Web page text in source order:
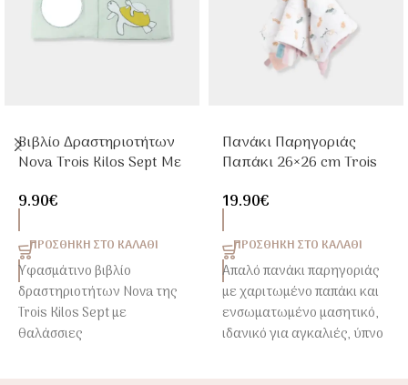
Βιβλίο Δραστηριοτήτων
Nova Trois Kilos Sept Με
Εικόνες
9.90€
ΠΡΟΣΘΉΚΗ ΣΤΟ ΚΑΛΆΘΙ
Υφασμάτινο βιβλίο
δραστηριοτήτων Nova της
Trois Kilos Sept με
θαλάσσιες
Πανάκι Παρηγοριάς
Παπάκι 26×26 cm Trois
19.90€
ΠΡΟΣΘΉΚΗ ΣΤΟ ΚΑΛΆΘΙ
Απαλό πανάκι παρηγοριάς
με χαριτωμένο παπάκι και
ενσωματωμένο μασητικό,
ιδανικό για αγκαλιές, ύπνο